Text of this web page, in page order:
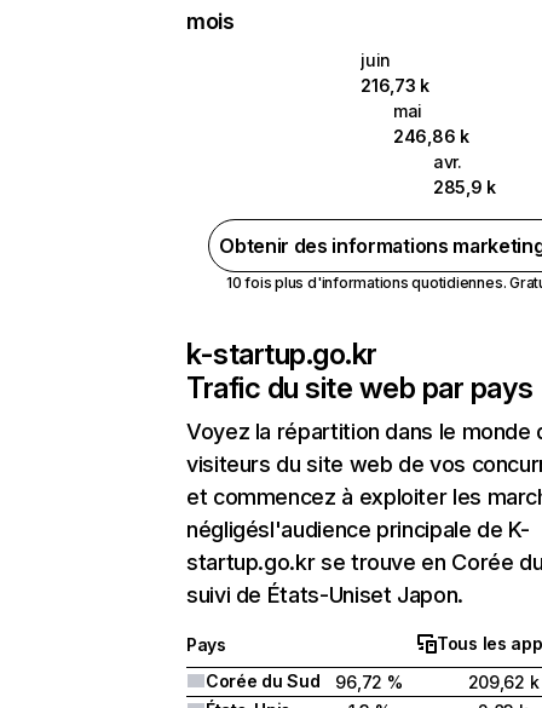
mois
juin
216,73 k
mai
246,86 k
avr.
285,9 k
Obtenir des informations
10 fois plus d'informations quotidiennes.
k-startup.go.kr
Trafic du site web par pays
Voyez la répartition dans le monde
visiteurs du site web de vos
et commencez à exploiter les
négligésl'audience principale de K-
startup.go.kr se trouve en Corée
suivi de États-Uniset Japon.
Pays
Tous les
Corée du Sud
96,72 %
209,62 k